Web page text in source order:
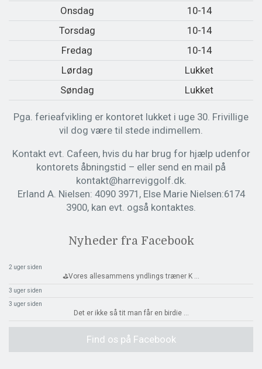
Onsdag
10-14
Torsdag
10-14
Fredag
10-14
Lørdag
Lukket
Søndag
Lukket
Pga. ferieafvikling er kontoret lukket i uge 30. Frivillige
vil dog være til stede indimellem.
Kontakt evt. Cafeen, hvis du har brug for hjælp udenfor
kontorets åbningstid – eller send en mail på
kontakt@harreviggolf.dk.
Erland A. Nielsen: 4090 3971, Else Marie Nielsen:6174
3900, kan evt. også kontaktes.
Nyheder fra Facebook
2 uger siden
⛳️Vores allesammens yndlings træner K ...
3 uger siden
3 uger siden
Det er ikke så tit man får en birdie ...
Find os på Facebook